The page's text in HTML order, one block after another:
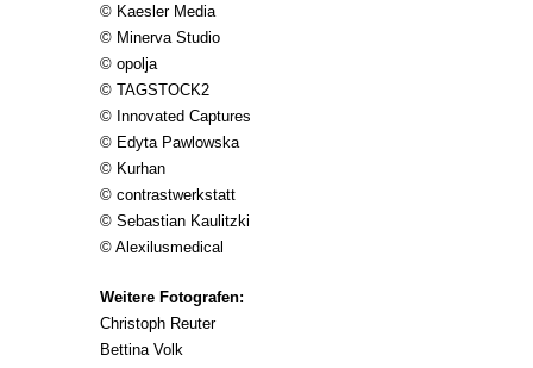
© Kaesler Media
© Minerva Studio
© opolja
© TAGSTOCK2
© Innovated Captures
© Edyta Pawlowska
© Kurhan
© contrastwerkstatt
© Sebastian Kaulitzki
© Alexilusmedical
Weitere Fotografen:
Christoph Reuter
Bettina Volk